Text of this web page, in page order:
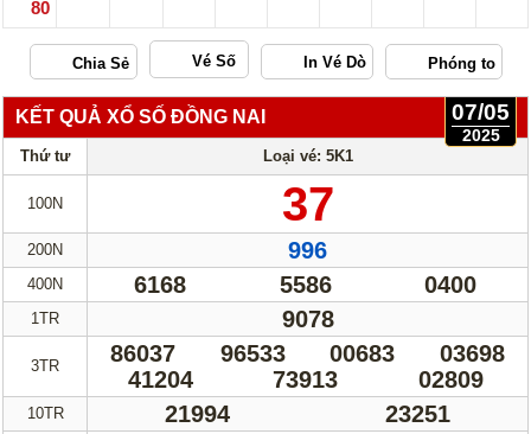
In Vé Dò
Miền Nam Miền Trung
Miền Bắc
Mega 6/45 Power 6/55
Max3D Pro Max 3D
Dò kết quả
Truyền thống Mega 6/45
Lotto 5/35 Power 6/65
Max3D Pro
80
Vé Số
KẾT QUẢ XỔ SỐ ĐỒNG NAI 07/05
2025
Thứ tư Loại vé: 5K1
100N 37
200N 996
400N 6168 5586 0400
1TR 9078
3TR 86037 96533 00683
03698
41204
73913 02809
10TR 21994 23251